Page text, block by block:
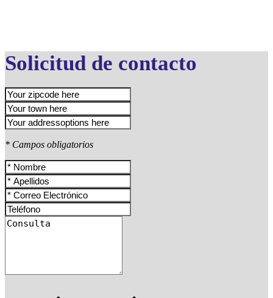
Solicitud de contacto
* Campos obligatorios